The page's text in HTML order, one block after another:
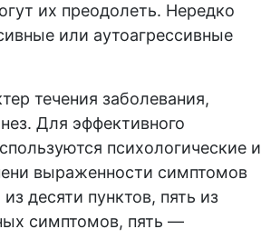
их преодолеть. Нередко
или аутоагрессивные
течения заболевания,
Для эффективного
психологические и
выраженности симптомов
десяти пунктов, пять из
симптомов, пять —